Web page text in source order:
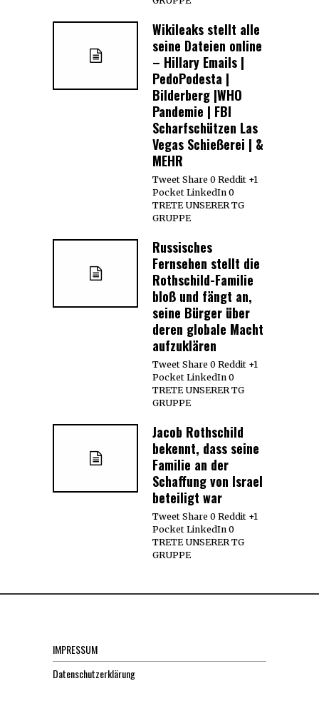
Wikileaks stellt alle
seine Dateien online
– Hillary Emails |
PedoPodesta |
Bilderberg |WHO
Pandemie | FBI
Scharfschützen Las
Vegas Schießerei | &
MEHR
Tweet Share 0 Reddit +1
Pocket LinkedIn 0
TRETE UNSERER TG
GRUPPE
Russisches
Fernsehen stellt die
Rothschild-Familie
bloß und fängt an,
seine Bürger über
deren globale Macht
aufzuklären
Tweet Share 0 Reddit +1
Pocket LinkedIn 0
TRETE UNSERER TG
GRUPPE
Jacob Rothschild
bekennt, dass seine
Familie an der
Schaffung von Israel
beteiligt war
Tweet Share 0 Reddit +1
Pocket LinkedIn 0
TRETE UNSERER TG
GRUPPE
IMPRESSUM
Datenschutzerklärung